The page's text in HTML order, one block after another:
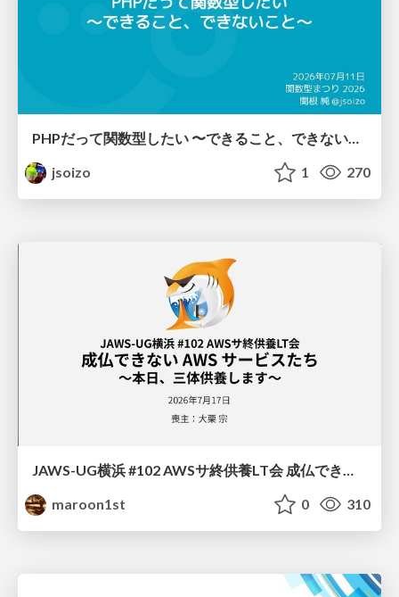
PHPだって関数型したい 〜できること、できないこと〜 / fp-in-php
jsoizo
1 270
JAWS-UG横浜 #102 AWSサ終供養LT会 成仏できない AWS サービスたち 〜本日、三体供養します〜
maroon1st
0 310